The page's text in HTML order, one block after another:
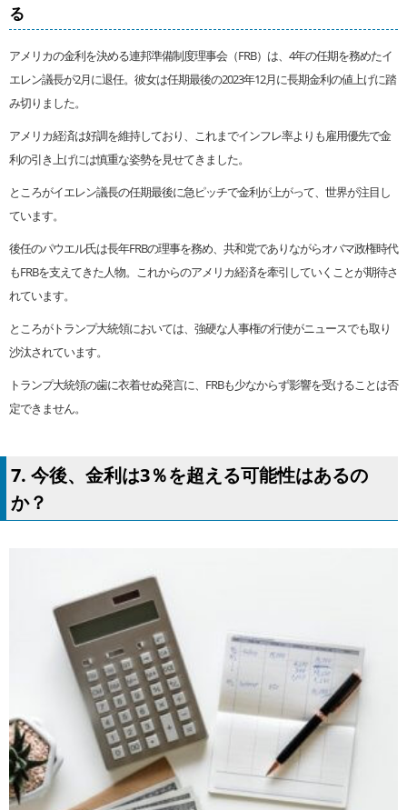
る
アメリカの金利を決める連邦準備制度理事会（FRB）は、4年の任期を務めたイ
エレン議長が2月に退任。彼女は任期最後の2023年12月に長期金利の値上げに踏
み切りました。
アメリカ経済は好調を維持しており、これまでインフレ率よりも雇用優先で金
利の引き上げには慎重な姿勢を見せてきました。
ところがイエレン議長の任期最後に急ピッチで金利が上がって、世界が注目し
ています。
後任のパウエル氏は長年FRBの理事を務め、共和党でありながらオバマ政権時代
もFRBを支えてきた人物。これからのアメリカ経済を牽引していくことが期待さ
れています。
ところがトランプ大統領においては、強硬な人事権の行使がニュースでも取り
沙汰されています。
トランプ大統領の歯に衣着せぬ発言に、FRBも少なからず影響を受けることは否
定できません。
7. 今後、金利は3％を超える可能性はあるの
か？